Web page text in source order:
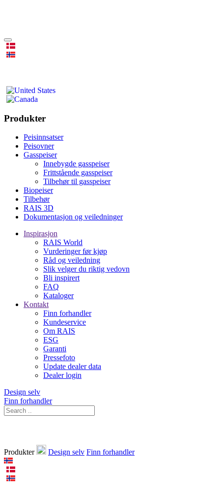
Produkter
Peisinnsatser
Peisovner
Gasspeiser
Innebygde gasspeiser
Frittstående gasspeiser
Tilbehør til gasspeiser
Biopeiser
Tilbehør
RAIS 3D
Dokumentasjon og veiledninger
Inspirasjon
RAIS World
Vurderinger før kjøp
Råd og veiledning
Slik velger du riktig vedovn
Bli inspirert
FAQ
Kataloger
Kontakt
Finn forhandler
Kundeservice
Om RAIS
ESG
Garanti
Pressefoto
Update dealer data
Dealer login
Design selv
Finn forhandler
Produkter Design selv Finn forhandler